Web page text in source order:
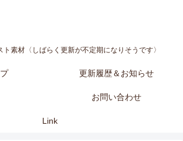
素材〈しばらく更新が不定期になりそうです〉
更新履歴＆お知らせ
お問い合わせ
Link